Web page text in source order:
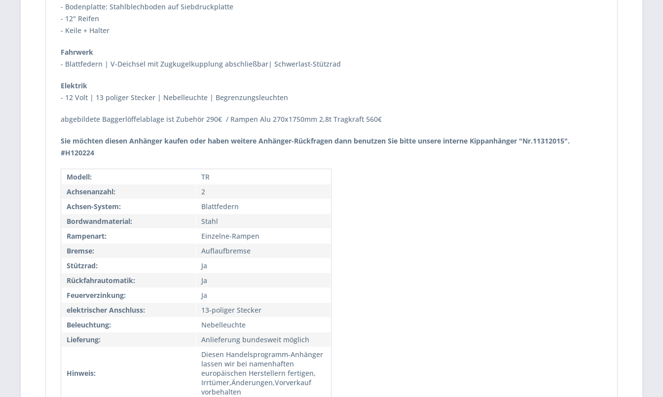
- Bodenplatte: Stahlblechboden auf Siebdruckplatte
- 12" Reifen
- Keile + Halter
Fahrwerk
- Blattfedern | V-Deichsel mit Zugkugelkupplung abschließbar| Schwerlast-Stützrad
Elektrik
- 12 Volt | 13 poliger Stecker | Nebelleuchte | Begrenzungsleuchten
abgebildete Baggerlöffelablage ist Zubehör 290€ / Rampen Alu 270x1750mm 2,8t Tragkraft 560€
Sie möchten diesen Anhänger kaufen oder haben weitere Anhänger-Rückfragen dann benutzen Sie bitte unsere interne Kippanhänger "Nr.11312015".
#H120224
Modell:
TR
Achsenanzahl:
2
Achsen-System:
Blattfedern
Bordwandmaterial:
Stahl
Rampenart:
Einzelne-Rampen
Bremse:
Auflaufbremse
Stützrad:
Ja
Rückfahrautomatik:
Ja
Feuerverzinkung:
Ja
elektrischer Anschluss:
13-poliger Stecker
Beleuchtung:
Nebelleuchte
Lieferung:
Anlieferung bundesweit möglich
Hinweis:
Diesen Handelsprogramm-Anhänger
lassen wir bei namenhaften
europäischen Herstellern fertigen,
Irrtümer,Änderungen,Vorverkauf
vorbehalten